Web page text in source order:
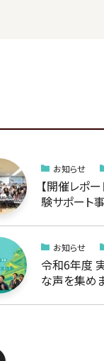
【開催レポ
験サポート
お知らせ
令和6年度
な声を集め
お知らせ